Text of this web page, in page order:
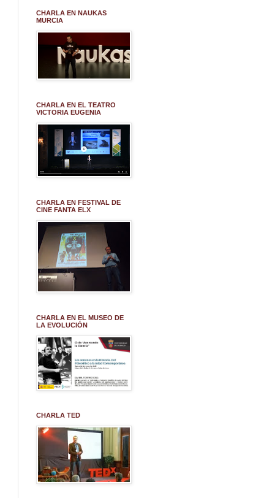
CHARLA EN NAUKAS
MURCIA
CHARLA EN EL TEATRO
VICTORIA EUGENIA
CHARLA EN FESTIVAL DE
CINE FANTA ELX
CHARLA EN EL MUSEO DE
LA EVOLUCIÓN
CHARLA TED